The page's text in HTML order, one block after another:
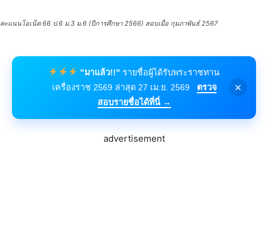
คะแนนโอเน็ต 66 ป.6 ม.3 ม.6 (ปีการศึกษา 2566) สอบเมื่อ กุมภาพันธ์ 2567
"มาแล้ว!!" รายชื่อผู้ได้รับพระราชทาน
เครื่องราช 2569 ล่าสุด 27 เม.ย. 2569
ตรวจ
สอบรายชื่อได้ที่นี่ →
×
advertisement